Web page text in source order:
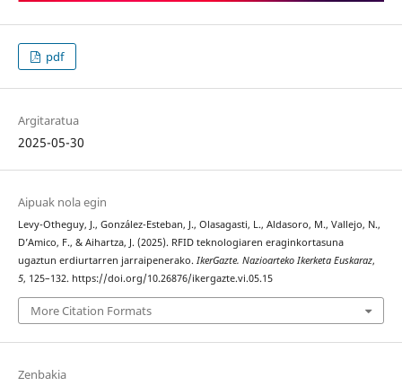
pdf
Argitaratua
2025-05-30
Aipuak nola egin
Levy-Otheguy, J., González-Esteban, J., Olasagasti, L., Aldasoro, M., Vallejo, N.,
D’Amico, F., & Aihartza, J. (2025). RFID teknologiaren eraginkortasuna
ugaztun erdiurtarren jarraipenerako. IkerGazte. Nazioarteko Ikerketa Euskaraz,
5, 125–132. https://doi.org/10.26876/ikergazte.vi.05.15
More Citation Formats
Zenbakia